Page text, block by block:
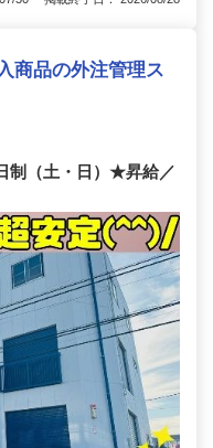
商品の外注管理ス
制（土・日）★昇給／